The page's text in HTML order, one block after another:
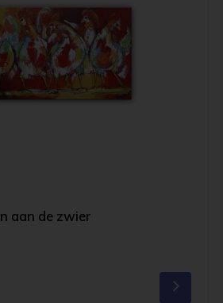
aan de zwier